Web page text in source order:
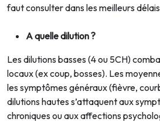
faut consulter dans les meilleurs
A quelle dilution ?
Les dilutions basses (4 ou 5CH)
locaux (ex coup, bosses). Les
les symptômes généraux (fièvre,
dilutions hautes s’attaquent aux
chroniques ou aux affections